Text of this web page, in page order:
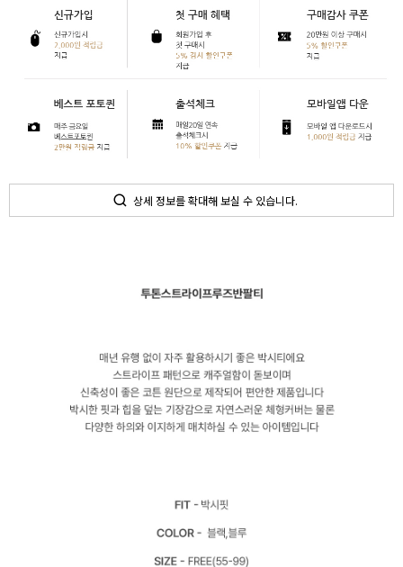
상세 정보를 확대해 보실 수 있습니다.